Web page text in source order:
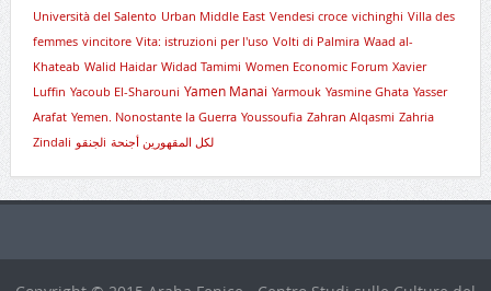
Università del Salento Urban Middle East Vendesi croce vichinghi Villa des
femmes vincitore Vita: istruzioni per l'uso Volti di Palmira Waad al-
Khateab Walid Haidar Widad Tamimi Women Economic Forum Xavier
Luffin Yacoub El-Sharouni Yamen Manai Yarmouk Yasmine Ghata Yasser
Arafat Yemen. Nonostante la Guerra Youssoufia Zahran Alqasmi Zahria
Zindali
لجنقوi لكل المقهورين أجنحة